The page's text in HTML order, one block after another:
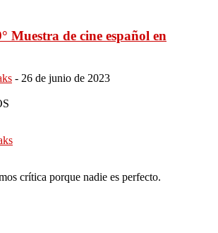
Muestra de cine español en
- 26 de junio de 2023
crítica porque nadie es perfecto.